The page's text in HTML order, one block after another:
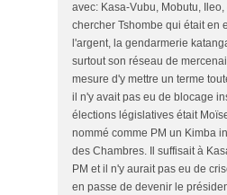
avec: Kasa-Vubu, Mobutu,
chercher Tshombe qui était en
l'argent, la gendarmerie
surtout son réseau de
mesure d'y mettre un terme
il n'y avait pas eu de blocage
élections législatives était
nommé comme PM un Kimba
des Chambres. Il suffisait à
PM et il n'y aurait pas eu de
en passe de devenir le